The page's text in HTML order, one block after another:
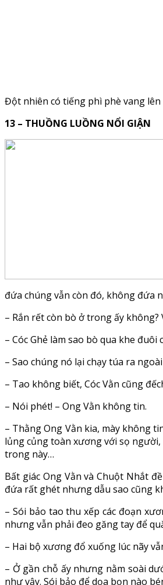
Đột nhiên có tiếng phì phè vang
13 – THUỒNG LUỒNG NỔI GIẬN
đứa chúng vẫn còn đó, không đứa
– Rắn rết còn bò ở trong ấy không?
– Cóc Ghẻ làm sao bò qua khe
– Sao chúng nó lại chạy túa ra
– Tao không biết, Cóc Vằn cũng
– Nói phét! – Ong Vằn không tin.
– Thằng Ong Vằn kia, mày không
lủng củng toàn xương với sọ
trong này…
Bất giác Ong Vằn và Chuột Nhắt
đứa rất ghét nhưng dẫu sao cũng
– Sói bảo tao thu xếp các đoạn
nhưng vẫn phải đeo găng tay để
– Hai bộ xương đổ xuống lúc nãy
– Ở gần chỗ ấy nhưng nằm soài
như vậy. Sói bảo để dọa bọn nào